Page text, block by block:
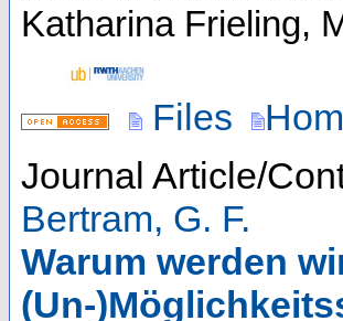
Katharina Frieling,
Files
Journal Article/
Bertram, G. F.
Warum werden
(Un-